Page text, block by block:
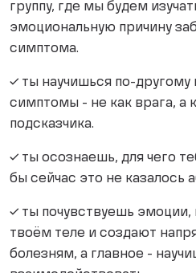
группу, где мы будем
эмоциональную причину
симптома.
✓ ты научишься по-другому
симптомы - не как врага, а
подсказчика.
✓ ты осознаешь, для чего
бы сейчас это не казалось
✓ ты почувствуешь
твоём теле и создают
болезням, а главное -